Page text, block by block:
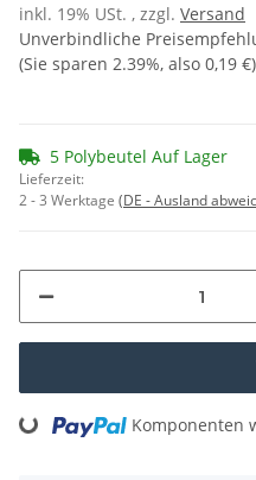
inkl. 19% USt. , zzgl. Versand
Unverbindliche
(Sie sparen 2.39%, also 0,19 €)
5 Polybeutel Auf Lager
Lieferzeit:
2 - 3 Werktage (DE - Ausland
Loading... Komponenten